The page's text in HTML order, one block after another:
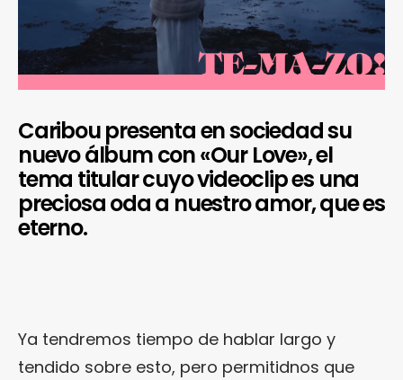
Caribou presenta en sociedad su
nuevo álbum con «Our Love», el
tema titular cuyo videoclip es una
preciosa oda a nuestro amor, que es
eterno.
Ya tendremos tiempo de hablar largo y
tendido sobre esto, pero permitidnos que